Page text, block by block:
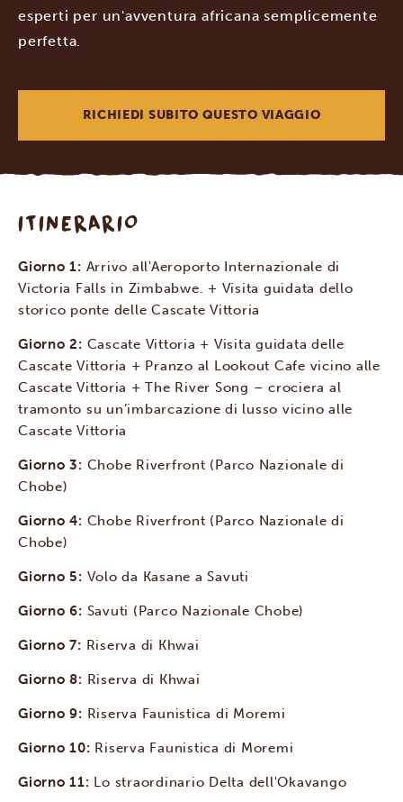
esperti per un'avventura africana semplicemente
perfetta.
RICHIEDI SUBITO QUESTO VIAGGIO
ITINERARIO
Giorno 1: Arrivo all'Aeroporto Internazionale di
Victoria Falls in Zimbabwe. + Visita guidata dello
storico ponte delle Cascate Vittoria
Giorno 2: Cascate Vittoria + Visita guidata delle
Cascate Vittoria + Pranzo al Lookout Cafe vicino alle
Cascate Vittoria + The River Song – crociera al
tramonto su un’imbarcazione di lusso vicino alle
Cascate Vittoria
Giorno 3: Chobe Riverfront (Parco Nazionale di
Chobe)
Giorno 4: Chobe Riverfront (Parco Nazionale di
Chobe)
Giorno 5: Volo da Kasane a Savuti
Giorno 6: Savuti (Parco Nazionale Chobe)
Giorno 7: Riserva di Khwai
Giorno 8: Riserva di Khwai
Giorno 9: Riserva Faunistica di Moremi
Giorno 10: Riserva Faunistica di Moremi
Giorno 11: Lo straordinario Delta dell'Okavango